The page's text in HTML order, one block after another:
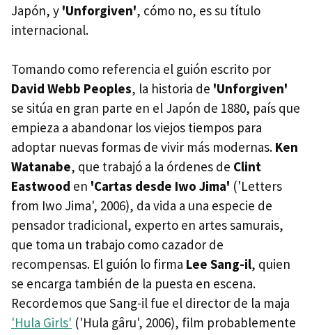
Japón, y 'Unforgiven', cómo no, es su título
internacional.
Tomando como referencia el guión escrito por
David Webb Peoples, la historia de 'Unforgiven'
se sitúa en gran parte en el Japón de 1880, país que
empieza a abandonar los viejos tiempos para
adoptar nuevas formas de vivir más modernas. Ken
Watanabe, que trabajó a la órdenes de Clint
Eastwood en 'Cartas desde Iwo Jima' ('Letters
from Iwo Jima', 2006), da vida a una especie de
pensador tradicional, experto en artes samurais,
que toma un trabajo como cazador de
recompensas. El guión lo firma Lee Sang-il, quien
se encarga también de la puesta en escena.
Recordemos que Sang-il fue el director de la maja
'Hula Girls' ('Hula gâru', 2006), film probablemente